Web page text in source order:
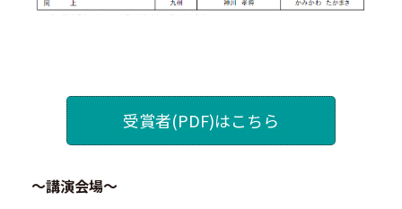
受賞者(PDF)はこちら
～講演会場～